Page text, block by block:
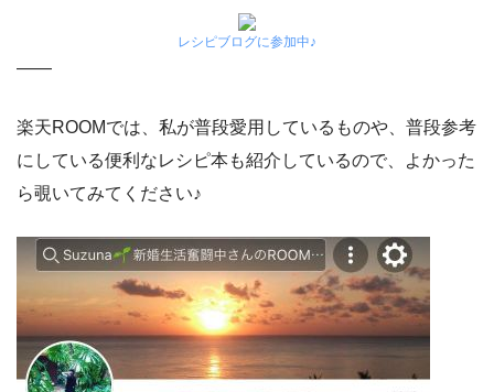
レシピブログに参加中♪
——
楽天ROOMでは、私が普段愛用しているものや、普段参考
にしている便利なレシピ本も紹介しているので、よかった
ら覗いてみてください♪